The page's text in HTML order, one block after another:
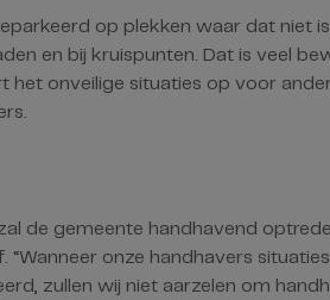
op plekken waar dat niet is
en bij kruispunten. Dat is veel
het onveilige situaties op voor
de gemeente handhavend
“Wanneer onze handhavers situaties
zullen wij niet aarzelen om